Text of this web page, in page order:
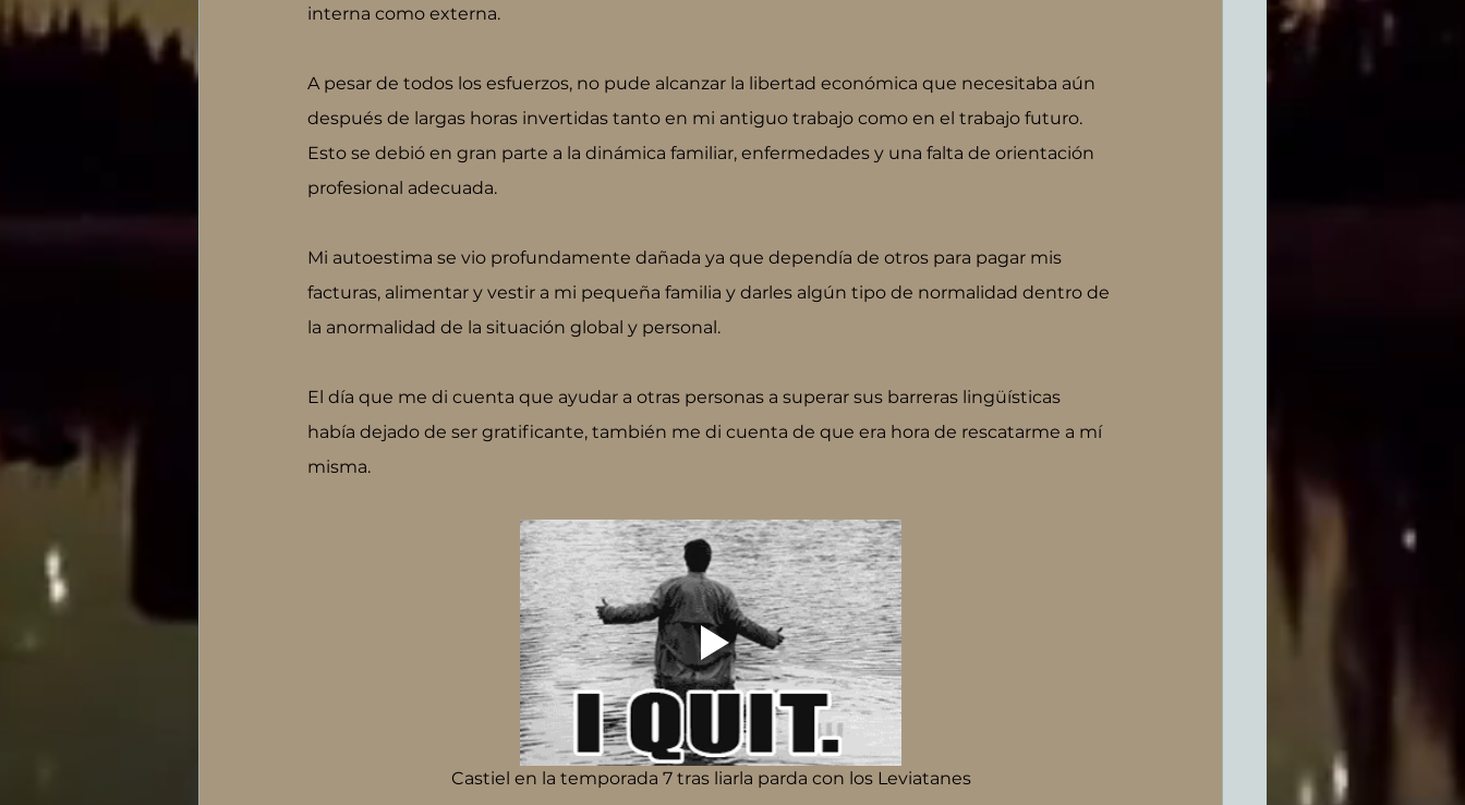
interna como externa.
A pesar de todos los esfuerzos, no pude alcanzar la libertad económica que necesitaba aún
después de largas horas invertidas tanto en mi antiguo trabajo como en el trabajo futuro.
Esto se debió en gran parte a la dinámica familiar, enfermedades y una falta de orientación
profesional adecuada.
Mi autoestima se vio profundamente dañada ya que dependía de otros para pagar mis
facturas, alimentar y vestir a mi pequeña familia y darles algún tipo de normalidad dentro de
la anormalidad de la situación global y personal.
El día que me di cuenta que ayudar a otras personas a superar sus barreras lingüísticas
había dejado de ser gratificante, también me di cuenta de que era hora de rescatarme a mí
misma.
Castiel en la temporada 7 tras liarla parda con los Leviatanes